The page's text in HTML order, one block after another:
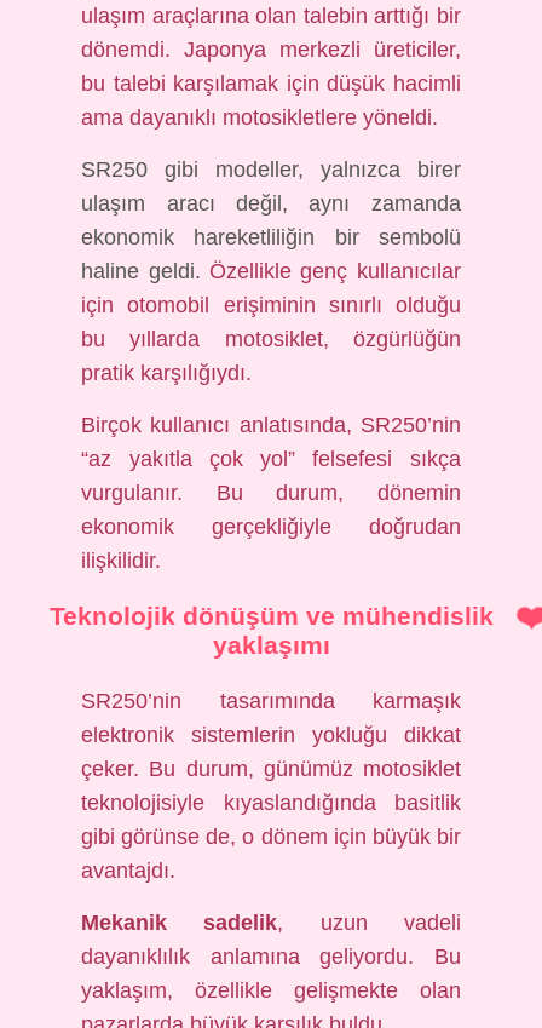
ulaşım araçlarına olan talebin arttığı bir
dönemdi. Japonya merkezli üreticiler,
bu talebi karşılamak için düşük hacimli
ama dayanıklı motosikletlere yöneldi.
SR250 gibi modeller, yalnızca birer
ulaşım aracı değil, aynı zamanda
ekonomik hareketliliğin bir sembolü
haline geldi. Özellikle genç kullanıcılar
için otomobil erişiminin sınırlı olduğu
bu yıllarda motosiklet, özgürlüğün
pratik karşılığıydı.
Birçok kullanıcı anlatısında, SR250’nin
“az yakıtla çok yol” felsefesi sıkça
vurgulanır. Bu durum, dönemin
ekonomik gerçekliğiyle doğrudan
ilişkilidir.
Teknolojik dönüşüm ve mühendislik
yaklaşımı
SR250’nin tasarımında karmaşık
elektronik sistemlerin yokluğu dikkat
çeker. Bu durum, günümüz motosiklet
teknolojisiyle kıyaslandığında basitlik
gibi görünse de, o dönem için büyük bir
avantajdı.
Mekanik sadelik, uzun vadeli
dayanıklılık anlamına geliyordu. Bu
yaklaşım, özellikle gelişmekte olan